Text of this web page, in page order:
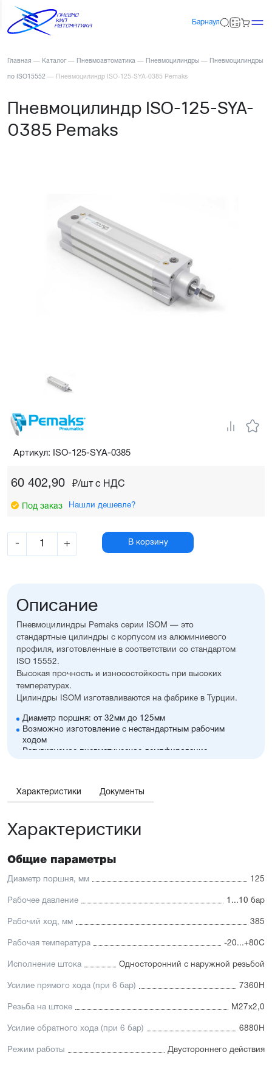
Барнаул
Главная — Каталог — Пневмоавтоматика — Пневмоцилиндры — Пневмоцилиндры
по ISO15552 — Пневмоцилиндр ISO-125-SYA-0385 Pemaks
Пневмоцилиндр ISO-125-SYA-
0385 Pemaks
60 402,90 ₽/шт c НДС
Под заказ Нашли дешевле?
- + В корзину
Артикул: ISO-125-SYA-0385
Описание
Пневмоцилиндры Pemaks серии ISOM — это
стандартные цилиндры с корпусом из алюминиевого
профиля, изготовленные в соответствии со стандартом
ISO 15552.
Высокая прочность и износостойкость при высоких
температурах.
Цилиндры ISOM изготавливаются на фабрике в Турции.
Диаметр поршня: от 32мм до 125мм
Возможно изготовление с нестандартным рабочим
ходом
Регулируемое пневматическое демпфирование
Корпус из алюминия с элоксаловым покрытием,
Характеристики Документы
Характеристики
Общие параметры
Диаметр поршня, мм 125
Рабочее давление 1...10 бар
Рабочий ход, мм 385
Рабочая температура -20...+80С
Исполнение штока Односторонний с наружной резьбой
Усилие прямого хода (при 6 бар) 7360Н
Резьба на штоке М27х2,0
Усилие обратного хода (при 6 бар) 6880Н
Режим работы Двустороннего действия